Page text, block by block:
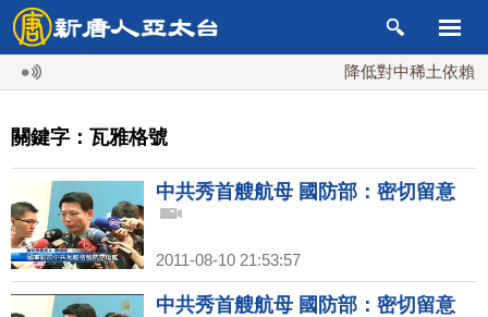
降低對中稀土依賴
關鍵字：瓦雅格號
中共秀首艘航母 國防部：密切留意
2011-08-10 21:53:57
中共秀首艘航母 國防部：密切留意